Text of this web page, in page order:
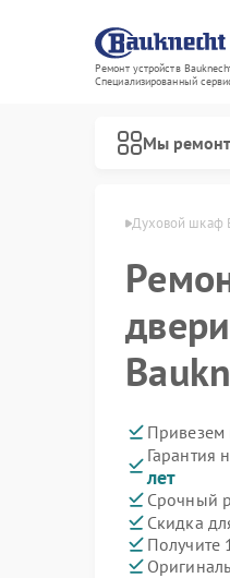
Ремонт устройств
Специализированный
Мы
Духовой шкаф
Привезем
Гарантия
лет
Срочный
Скидка
Получите